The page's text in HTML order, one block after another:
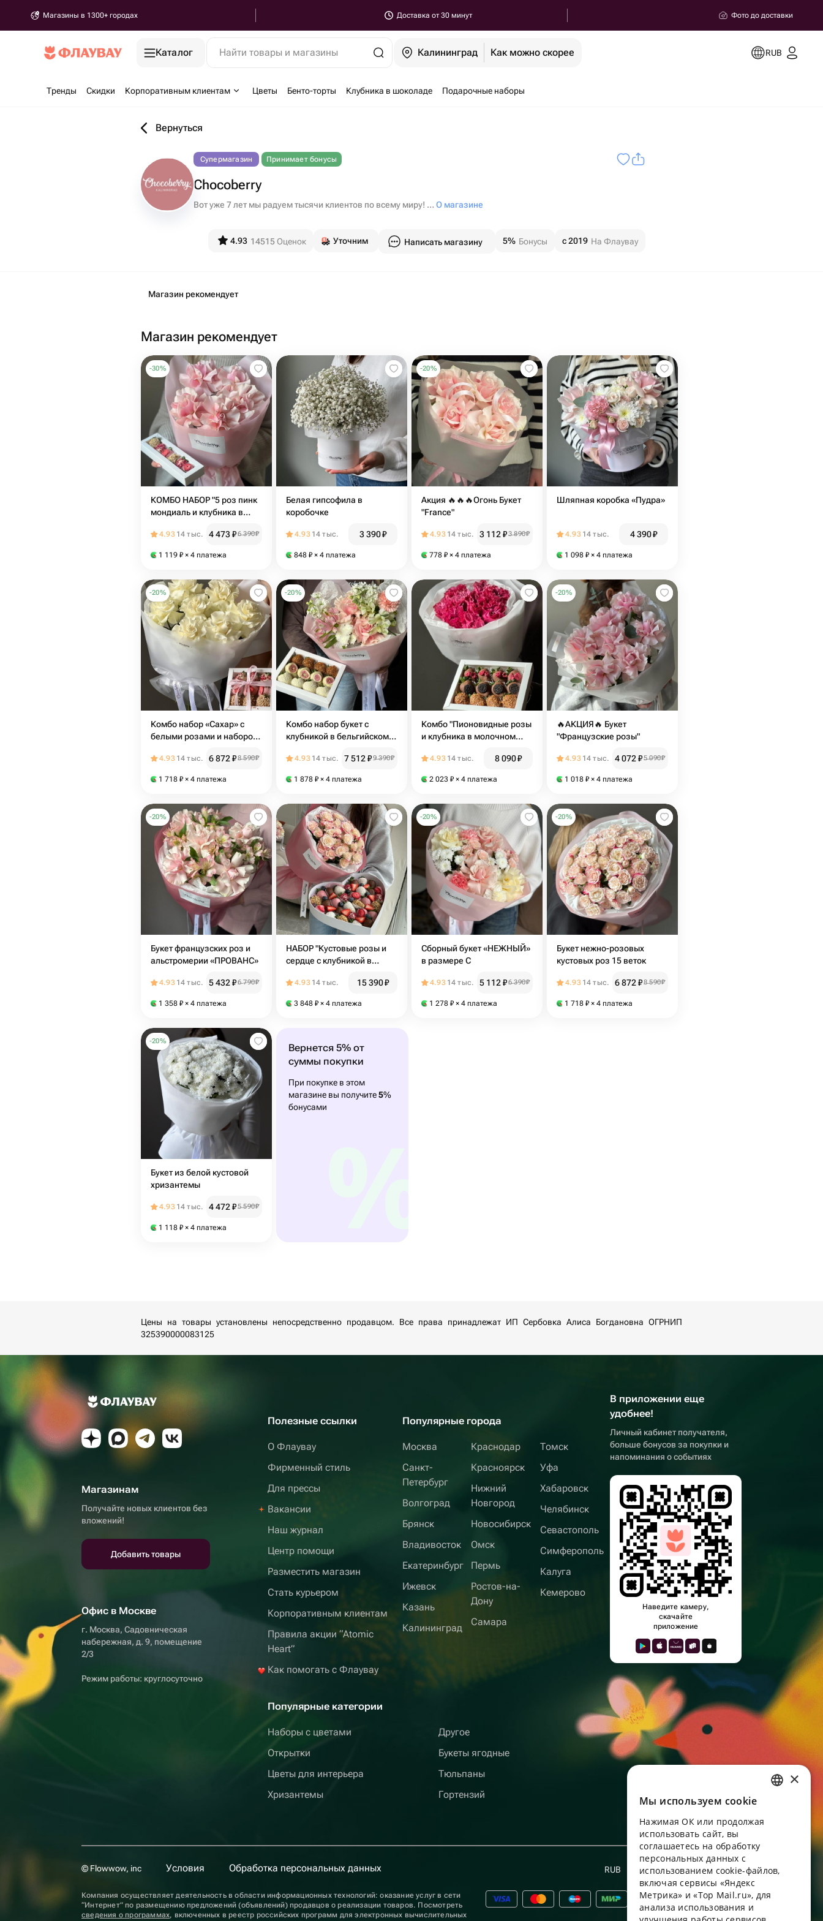
Магазины в 1300+ городах Доставка от 30 минут Фото до доставки
Каталог Найти товары и магазины Калининград Как можно скорее RUB
Тренды Скидки Корпоративным клиентам Цветы Бенто-торты Клубника в шоколаде Подарочные наборы
Вернуться
Супермагазин Принимает бонусы
Chocoberry
Вот уже 7 лет мы радуем тысячи клиентов по всему миру! … О магазине
4.93 14515 Оценок Уточним Написать магазину 5% Бонусы c 2019 На Флаувау
Магазин рекомендует
Магазин рекомендует
-30%
КОМБО НАБОР "5 роз пинк
мондиаль и клубника в
шт"4.93 14 тыс. 4 473₽6 390₽
1 119 ₽ × 4 платежа
Белая гипсофила в
коробочке
4.93 14 тыс. 3 390₽
848 ₽ × 4 платежа
-20%
Акция 🔥🔥🔥Огонь Букет
"France"
4.93 14 тыс. 3 112₽3 890₽
778 ₽ × 4 платежа
Шляпная коробка «Пудра»
4.93 14 тыс. 4 390₽
1 098 ₽ × 4 платежа
-20%
Комбо набор «Сахар» с
белыми розами и набором
4.93 14 тыс. 6 872₽8 590₽
1 718 ₽ × 4 платежа
-20%
Комбо набор букет с
клубникой в бельгийском
4.93 14 тыс. 7 512₽9 390₽
1 878 ₽ × 4 платежа
Комбо "Пионовидные розы
и клубника в молочном
4.93 14 тыс. 8 090₽
2 023 ₽ × 4 платежа
-20%
🔥АКЦИЯ🔥 Букет
"Французские розы"
4.93 14 тыс. 4 072₽5 090₽
1 018 ₽ × 4 платежа
-20%
Букет французских роз и
альстромерии «ПРОВАНС»
4.93 14 тыс. 5 432₽6 790₽
1 358 ₽ × 4 платежа
НАБОР "Кустовые розы и
сердце с клубникой в
4.93 14 тыс. 15 390₽
3 848 ₽ × 4 платежа
-20%
Сборный букет «НЕЖНЫЙ»
в размере С
4.93 14 тыс. 5 112₽6 390₽
1 278 ₽ × 4 платежа
-20%
Букет нежно-розовых
кустовых роз 15 веток
4.93 14 тыс. 6 872₽8 590₽
1 718 ₽ × 4 платежа
-20%
Букет из белой кустовой
хризантемы
4.93 14 тыс. 4 472₽5 590₽
1 118 ₽ × 4 платежа
Вернется 5% от
суммы покупки
При покупке в этом
магазине вы получите5%
бонусами
Цены на товары установлены непосредственно продавцом. Все права принадлежат ИП Сербовка Алиса Богдановна ОГРНИП
325390000083125
Магазинам
Получайте новых клиентов без
вложений!
Добавить товары
Офис в Москве
г. Москва, Садовническая
набережная, д. 9, помещение
2/3
Режим работы: круглосуточно
Полезные ссылки
О Флаувау
Фирменный стиль
Для прессы
Вакансии
Наш журнал
Центр помощи
Разместить магазин
Стать курьером
Корпоративным клиентам
Правила акции “Atomic
Heart”
Как помогать с Флаувау
Популярные города
Москва
Санкт-
Петербург
Волгоград
Брянск
Владивосток
Екатеринбург
Ижевск
Казань
Калининград
Краснодар
Красноярск
Нижний
Новгород
Новосибирск
Омск
Пермь
Ростов-на-
Дону
Самара
Томск
Уфа
Хабаровск
Челябинск
Севастополь
Симферополь
Калуга
Кемерово
Популярные категории
Наборы с цветами
Открытки
Цветы для интерьера
Хризантемы
Другое
Букеты ягодные
Тюльпаны
Гортензий
В приложении еще
удобнее!
Личный кабинет получателя,
больше бонусов за покупки и
напоминания о событиях
Наведите камеру,
скачайте
приложение
© Flowwow, inc Условия Обработка персональных данных RUB Русский
Компания осуществляет деятельность в области информационных технологий: оказание услуг в сети
“Интернет” по размещению предложений (объявлений) продавцов о реализации товаров. Посмотреть
сведения о программах, включенных в реестр российских программ для электронных вычислительных
ENGLISH
UKRAINIAN
PORTUGUESE
×
Мы используем сookie
Нажимая ОК или продолжая
использовать сайт, вы
соглашаетесь на обработку
персональных данных с
использованием cookie-файлов,
включая сервисы «Яндекс
Метрика» и «Top Mail.ru», для
анализа использования и